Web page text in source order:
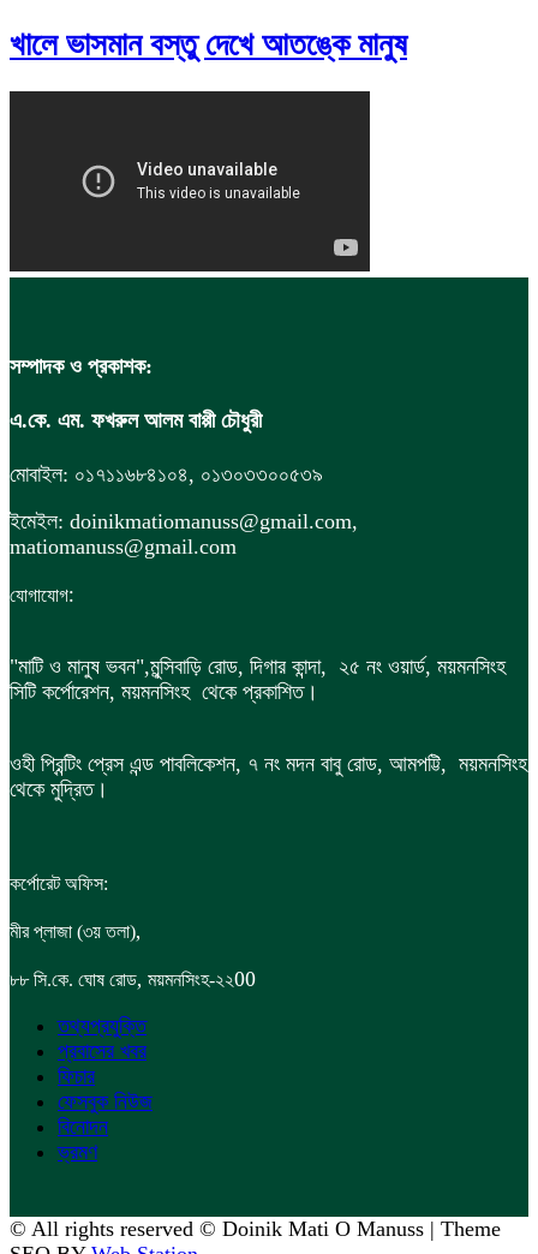
খালে ভাসমান বস্তু দেখে আতঙ্কে মানুষ
সম্পাদক ও প্রকাশক:
এ.কে. এম. ফখরুল আলম বাপ্পী চৌধুরী
মোবাইল: ০১৭১১৬৮৪১০৪, ০১৩০৩৩০০৫৩৯
ইমেইল: doinikmatiomanuss@gmail.com,
matiomanuss@gmail.com
যোগাযোগ:
"মাটি ও মানুষ ভবন",মুন্সিবাড়ি রোড, দিগার কান্দা, ২৫ নং ওয়ার্ড, ময়মনসিংহ
সিটি কর্পোরেশন, ময়মনসিংহ থেকে প্রকাশিত।
ওহী প্রিন্টিং প্রেস এন্ড পাবলিকেশন, ৭ নং মদন বাবু রোড, আমপট্টি, ময়মনসিংহ
থেকে মুদ্রিত।
কর্পোরেট অফিস:
মীর প্লাজা (৩য় তলা),
৮৮ সি.কে. ঘোষ রোড, ময়মনসিংহ-২২00
তথ্যপ্রযুক্তি
প্রবাসের খবর
ফিচার
ফেসবুক নিউজ
বিনোদন
ভ্রমণ
© All rights reserved © Doinik Mati O Manuss | Theme